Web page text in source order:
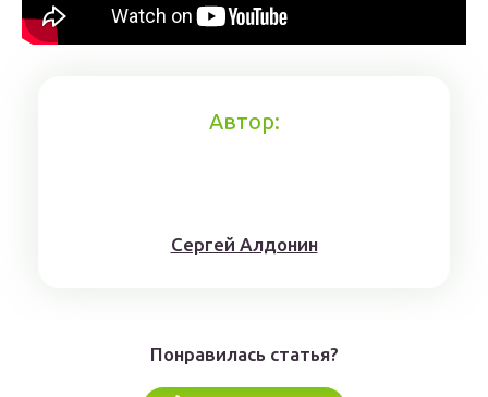
Автор:
Сергей Алдонин
Понравилась статья?